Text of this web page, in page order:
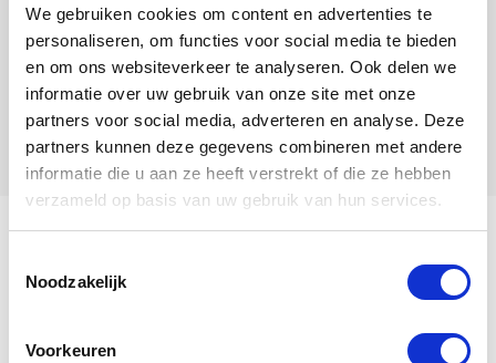
We gebruiken cookies om content en advertenties te
personaliseren, om functies voor social media te bieden
en om ons websiteverkeer te analyseren. Ook delen we
informatie over uw gebruik van onze site met onze
partners voor social media, adverteren en analyse. Deze
partners kunnen deze gegevens combineren met andere
informatie die u aan ze heeft verstrekt of die ze hebben
verzameld op basis van uw gebruik van hun services.
Noodzakelijk
Voorkeuren
Bekijk mijn stamboom